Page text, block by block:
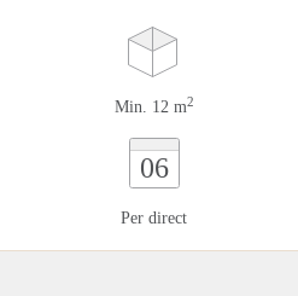
Min. 12 m2
06
Per direct